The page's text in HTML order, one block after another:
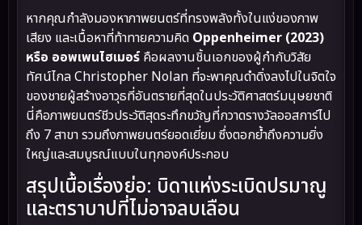
หากคุณกำลังมองหาภาพยนตร์ที่ทรงพลังทั้งในแง่ของภาพ
เสียง และเนื้อหาที่ท้าทายความคิด Oppenheimer (2023)
หรือ ออพเพนไฮเมอร์ คือผลงานชิ้นเอกของผู้กำกับวิสัย
ทัศน์ไกล Christopher Nolan ที่จะพาคุณดำดิ่งลงไปในจิตใจ
ของชายผู้สร้างอาวุธที่อันตรายที่สุดในประวัติศาสตร์มนุษยชาติ
นี่คือภาพยนตร์ชีวประวัติสุดระทึกขวัญที่กวาดรางวัลออสการ์ไป
ถึง 7 สาขา รวมถึงภาพยนตร์ยอดเยี่ยม ซึ่งตอกย้ำถึงความยิ่ง
ใหญ่และสมบูรณ์แบบในทุกองค์ประกอบ
สรุปเนื้อเรื่องย่อ: บิดาแห่งระเบิดปรมาณู
และตราบาปที่ไม่อาจลบเลือน